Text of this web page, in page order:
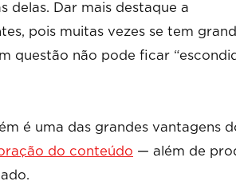
delas. Dar mais destaque a
pois muitas vezes se tem
questão não pode ficar
é uma das grandes vantagens
do conteúdo — além de